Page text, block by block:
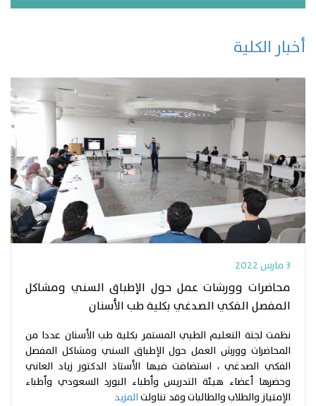
أخبار الكلية
3 مارس 2022
محاضرات وورشات عمل حول الإطباق السني ومشاكل
المفصل الفكي الصدغي بكلية طب الأسنان
نظمت لجنة التعليم الطبي المستمر بكلية طب الأسنان عددا من
المحاضرات وورش العمل حول الإطباق السني ومشاكل المفصل
الفكي الصدغي ، استضافت فيها الأستاذ الدكتور زياد العاني
وحضرها أعضاء هيئة التدريس وأطباء البورد السعودي وأطباء
الإمتياز والطلاب والطالبات وقد تناولتالمزيد